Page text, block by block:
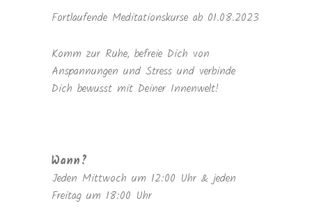
Fortlaufende Meditationskurse ab 01.08.2023
Komm zur Ruhe, befreie Dich von
Anspannungen und Stress und verbinde
Dich bewusst mit Deiner Innenwelt!
Wann?
Jeden Mittwoch um 12:00 Uhr & jeden
Freitag um 18:00 Uhr